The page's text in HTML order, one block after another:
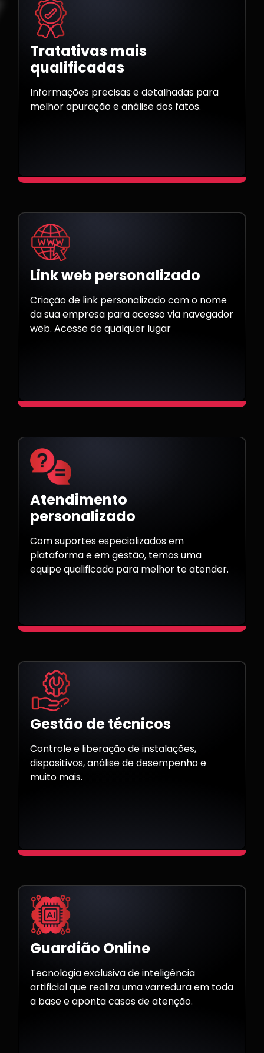
Tratativas mais
qualificadas
Informações precisas e detalhadas para
melhor apuração e análise dos fatos.
Link web personalizado
Criação de link personalizado com o nome
da sua empresa para acesso via navegador
web. Acesse de qualquer lugar
Atendimento
personalizado
Com suportes especializados em
plataforma e em gestão, temos uma
equipe qualificada para melhor te atender.
Gestão de técnicos
Controle e liberação de instalações,
dispositivos, análise de desempenho e
muito mais.
Guardião Online
Tecnologia exclusiva de inteligência
artificial que realiza uma varredura em toda
a base e aponta casos de atenção.